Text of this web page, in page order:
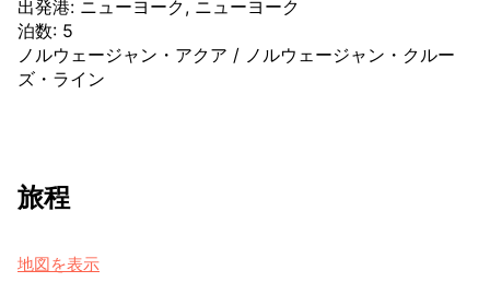
出発港: ニューヨーク, ニューヨーク
泊数: 5
ノルウェージャン・アクア / ノルウェージャン・クルー
ズ・ライン
旅程
地図を表示